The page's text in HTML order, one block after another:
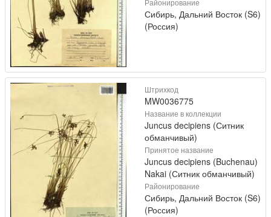
Районирование
Сибирь, Дальний Восток (S6)
(Россия)
Штрихкод
MW0036775
Название в коллекции
Juncus decipiens (Ситник
обманчивый)
Принятое название
Juncus decipiens (Buchenau)
Nakai (Ситник обманчивый)
Районирование
Сибирь, Дальний Восток (S6)
(Россия)